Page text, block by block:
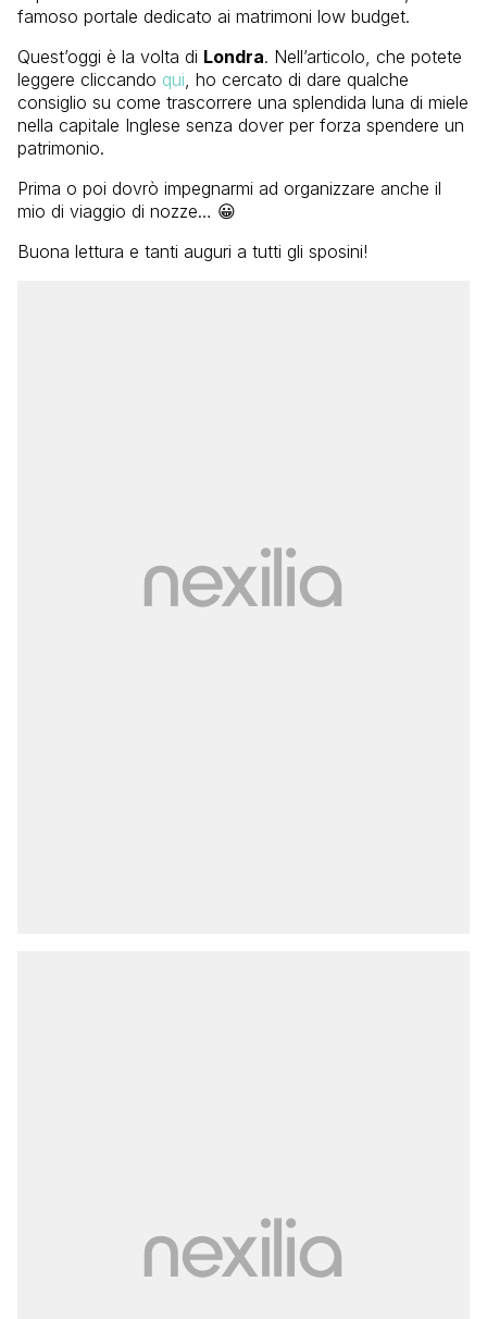
famoso portale dedicato ai matrimoni low budget.
Quest’oggi è la volta di Londra. Nell’articolo, che potete
leggere cliccando qui, ho cercato di dare qualche
consiglio su come trascorrere una splendida luna di miele
nella capitale Inglese senza dover per forza spendere un
patrimonio.
Prima o poi dovrò impegnarmi ad organizzare anche il
mio di viaggio di nozze… 😀
Buona lettura e tanti auguri a tutti gli sposini!